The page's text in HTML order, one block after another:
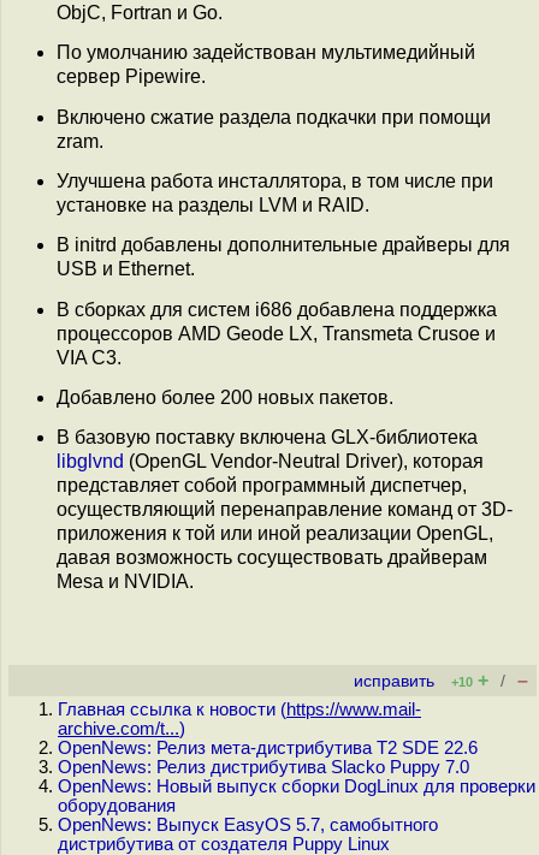
ObjC, Fortran и Go.
По умолчанию задействован мультимедийный
сервер Pipewire.
Включено сжатие раздела подкачки при помощи
zram.
Улучшена работа инсталлятора, в том числе при
установке на разделы LVM и RAID.
В initrd добавлены дополнительные драйверы для
USB и Ethernet.
В сборках для систем i686 добавлена поддержка
процессоров AMD Geode LX, Transmeta Crusoe и
VIA C3.
Добавлено более 200 новых пакетов.
В базовую поставку включена GLX-библиотека
libglvnd (OpenGL Vendor-Neutral Driver), которая
представляет собой программный диспетчер,
осуществляющий перенаправление команд от 3D-
приложения к той или иной реализации OpenGL,
давая возможность сосуществовать драйверам
Mesa и NVIDIA.
исправить +10 + / –
Главная ссылка к новости (https://www.mail-
archive.com/t...)
OpenNews: Релиз мета-дистрибутива T2 SDE 22.6
OpenNews: Релиз дистрибутива Slacko Puppy 7.0
OpenNews: Новый выпуск сборки DogLinux для проверки
оборудования
OpenNews: Выпуск EasyOS 5.7, самобытного
дистрибутива от создателя Puppy Linux